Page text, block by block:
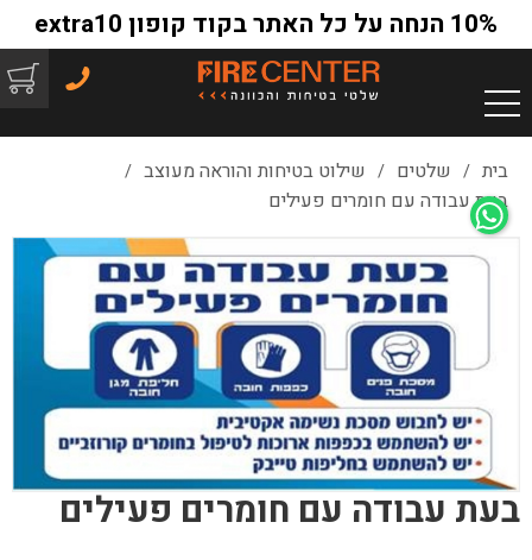
10% הנחה על כל האתר בקוד קופון extra10
בית / שלטים / שילוט בטיחות והוראה מעוצב /
בעת עבודה עם חומרים פעילים
בעת עבודה עם חומרים פעילים